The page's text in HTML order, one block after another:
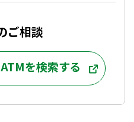
ご相談
を検索する